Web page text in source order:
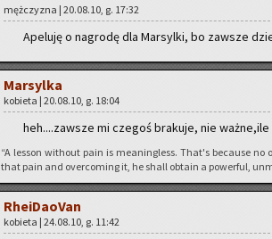
męż­czy­zna | 20.08.10, g. 17:32
Ape­lu­ję o na­gro­dę dla Mar­syl­ki, bo za­wsze
Mar­syl­ka
ko­bie­ta | 20.08.10, g. 18:04
heh....zawsze mi cze­goś bra­ku­je, nie
“A les­son wi­tho­ut pain is me­anin­gless. That's be­cau­se
that pain and over­co­ming it, he shall ob­ta­in a po­wer­ful,
Rhe­iDa­oVan
ko­bie­ta | 24.08.10, g. 11:42